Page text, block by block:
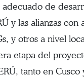
de
y las alianzas
y otros a nivel
etapa del
tanto en